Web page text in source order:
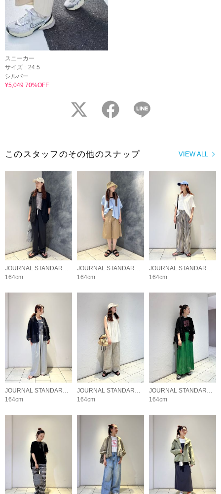
スニーカー
サイズ : 24.5
シルバー
¥5,049 70%OFF
twitter facebook
VIEW ALL
このスタッフのその他のスナップ
JOURNAL STANDARD LADYS
164cm
JOURNAL STANDARD LADYS
164cm
JOURNAL STANDARD LADYS
164cm
164cm
164cm
164cm